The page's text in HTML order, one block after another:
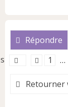
Répondre
1 …
Retourner